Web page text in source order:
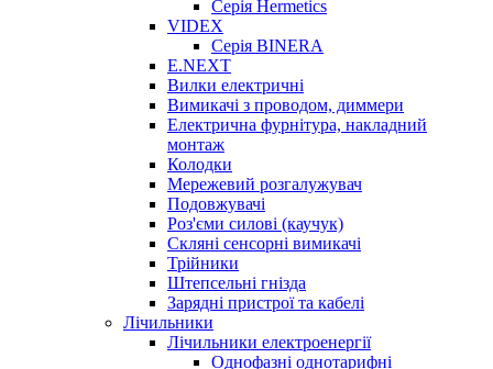
Серія Hermetics
VIDEX
Серія BINERA
E.NEXT
Вилки електричні
Вимикачі з проводом, диммери
Електрична фурнітура, накладний
монтаж
Колодки
Мережевий розгалужувач
Подовжувачі
Роз'єми силові (каучук)
Скляні сенсорні вимикачі
Трійники
Штепсельні гнізда
Зарядні пристрої та кабелі
Лічильники
Лічильники електроенергії
Однофазні однотарифні